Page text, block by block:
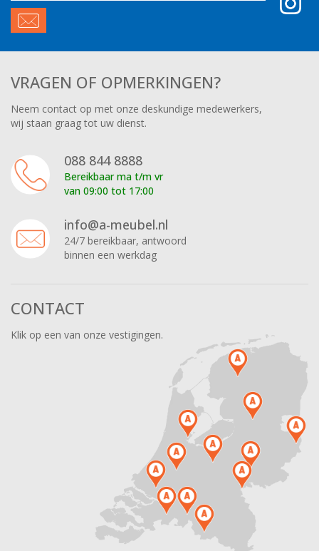
VRAGEN OF OPMERKINGEN?
Neem contact op met onze deskundige medewerkers,
wij staan graag tot uw dienst.
088 844 8888
Bereikbaar ma t/m vr
van 09:00 tot 17:00
info@a-meubel.nl
24/7 bereikbaar, antwoord
binnen een werkdag
CONTACT
Klik op een van onze vestigingen.